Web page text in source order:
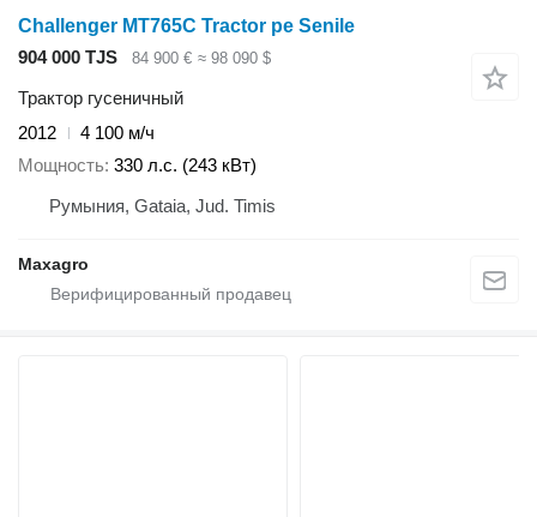
Challenger MT765C Tractor pe Senile
904 000 TJS
84 900 € ≈ 98 090 $
Трактор гусеничный
2012
4 100 м/ч
Мощность 330 л.с. (243 кВт)
Румыния, Gataia, Jud. Timis
Maxagro